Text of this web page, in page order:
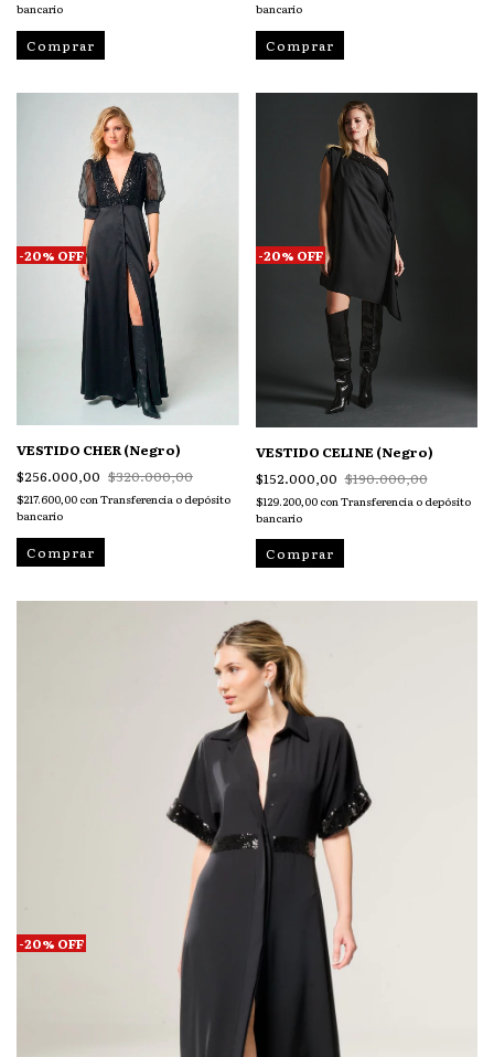
bancario
Comprar
bancario
Comprar
-20% OFF
VESTIDO CHER (Negro)
$256.000,00 $320.000,00
$217.600,00 conTransferencia o depósito
bancario
Comprar
-20% OFF
VESTIDO CELINE (Negro)
$152.000,00 $190.000,00
$129.200,00 con Transferencia o depósito
bancario
Comprar
-20% OFF